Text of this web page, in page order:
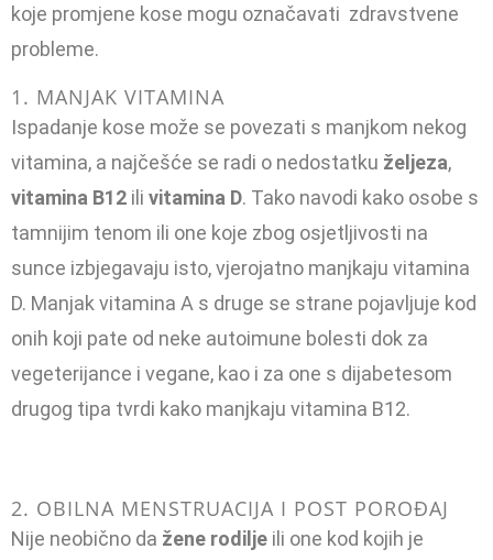
koje promjene kose mogu označavati zdravstvene
probleme.
1. MANJAK VITAMINA
Ispadanje kose može se povezati s manjkom nekog
vitamina, a najčešće se radi o nedostatku željeza,
vitamina B12 ili vitamina D. Tako navodi kako osobe s
tamnijim tenom ili one koje zbog osjetljivosti na
sunce izbjegavaju isto, vjerojatno manjkaju vitamina
D. Manjak vitamina A s druge se strane pojavljuje kod
onih koji pate od neke autoimune bolesti dok za
vegeterijance i vegane, kao i za one s dijabetesom
drugog tipa tvrdi kako manjkaju vitamina B12.
2. OBILNA MENSTRUACIJA I POST POROĐAJ
Nije neobično da žene rodilje ili one kod kojih je